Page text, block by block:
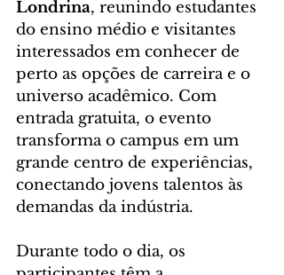
Londrina, reunindo estudantes
do ensino médio e visitantes
interessados em conhecer de
perto as opções de carreira e o
universo acadêmico. Com
entrada gratuita, o evento
transforma o campus em um
grande centro de experiências,
conectando jovens talentos às
demandas da indústria.
Durante todo o dia, os